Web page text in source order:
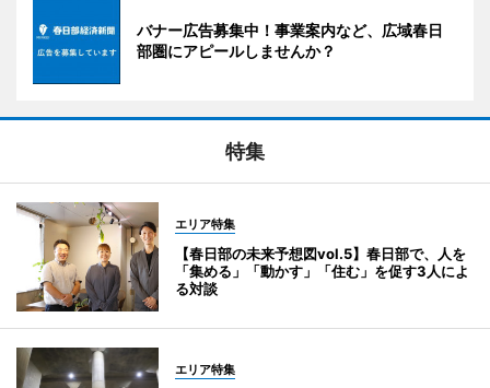
バナー広告募集中！事業案内など、広域春日
部圏にアピールしませんか？
特集
エリア特集
【春日部の未来予想図vol.5】春日部で、人を
「集める」「動かす」「住む」を促す3人によ
る対談
エリア特集